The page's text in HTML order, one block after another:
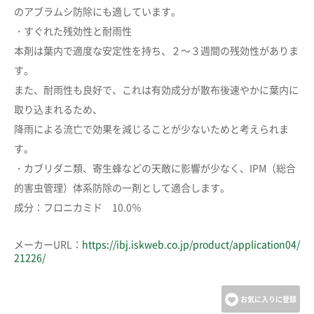
のアブラムシ防除にも適しています。
・すぐれた残効性と耐雨性
本剤は葉内で適度な安定性を持ち、２～３週間の残効性がありま
す。
また、耐雨性も良好で、これは有効成分が散布後速やかに葉内に
取り込まれるため、
降雨による流亡で効果を減じることが少ないためと考えられま
す。
・カブリダニ類、寄生蜂などの天敵に影響が少なく、IPM（総合
的害虫管理）体系防除の一剤として適合します。
成分：フロニカミド 10.0％
メーカーURL： https://ibj.iskweb.co.jp/product/application04/
21226/
お気に入りに登録